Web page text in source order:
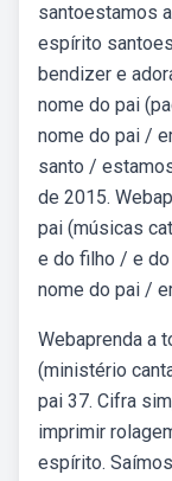
santoestamos
espírito
bendizer e
nome do pai
nome do pai /
santo /
de 2015.
pai (músicas
e do filho / e
nome do pai /
Webaprenda a
(ministério
pai 37. Cifra
imprimir
espírito.